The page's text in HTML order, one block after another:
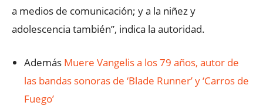
a medios de comunicación; y a la niñez y
adolescencia también”, indica la autoridad.
Además Muere Vangelis a los 79 años, autor de
las bandas sonoras de ‘Blade Runner’ y ‘Carros de
Fuego’